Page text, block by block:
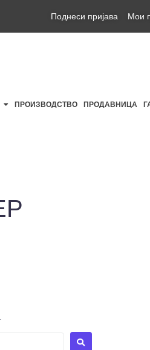
Поднеси пријава Мои
ПРОИЗВОДСТВО ПРОДАВНИЦА